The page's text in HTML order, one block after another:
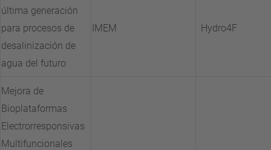
última generación
para procesos de
desalinización de
agua del futuro
IMEM Hydro4F
Mejora de
Bioplataformas
Electrorresponsivas
Multifuncionales